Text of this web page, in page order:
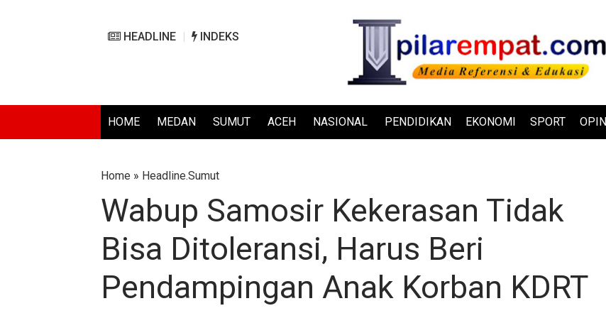
HEADLINE INDEKS
HOME MEDAN SUMUT ACEH NASIONAL PENDIDIKAN EKONOMI SPORT OPINI
Home » Headline.Sumut
Wabup Samosir Kekerasan Tidak
Bisa Ditoleransi, Harus Beri
Pendampingan Anak Korban KDRT